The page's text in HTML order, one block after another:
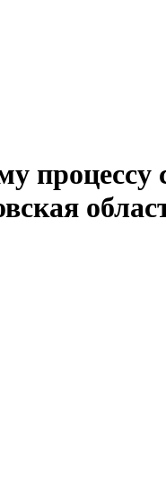
процессу